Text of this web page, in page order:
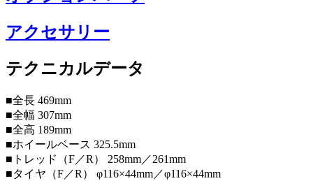
アクセサリー
テクニカルデータ
■全長 469mm
■全幅 307mm
■全高 189mm
■ホイールベース 325.5mm
■トレッド（F／R） 258mm／261mm
■タイヤ（F／R） φ116×44mm／φ116×44mm